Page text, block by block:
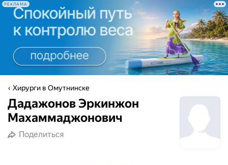
РЕКЛАМА
Хирурги в Омутнинске
Дадажонов Эркинжон
Махаммаджонович
Поделиться